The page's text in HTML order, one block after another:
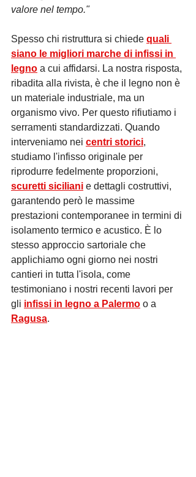
valore nel tempo."
Spesso chi ristruttura si chiede quali
siano le migliori marche di infissi in
legno a cui affidarsi. La nostra risposta,
ribadita alla rivista, è che il legno non è
un materiale industriale, ma un
organismo vivo. Per questo rifiutiamo i
serramenti standardizzati. Quando
interveniamo nei centri storici,
studiamo l'infisso originale per
riprodurre fedelmente proporzioni,
scuretti siciliani e dettagli costruttivi,
garantendo però le massime
prestazioni contemporanee in termini di
isolamento termico e acustico. È lo
stesso approccio sartoriale che
applichiamo ogni giorno nei nostri
cantieri in tutta l'isola, come
testimoniano i nostri recenti lavori per
gli infissi in legno a Palermo o a
Ragusa.